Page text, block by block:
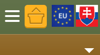
Menu